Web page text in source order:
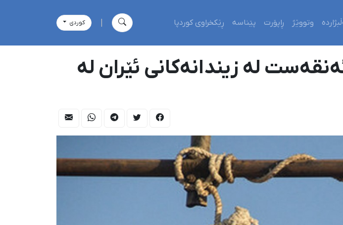
وتووێژ ڕاپۆرت پێناسە ڕێکخراوی کوردپا كوردی
لە زیندانەکانی ئێران لە